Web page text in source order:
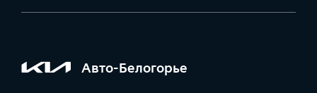
Авто-Белогорье